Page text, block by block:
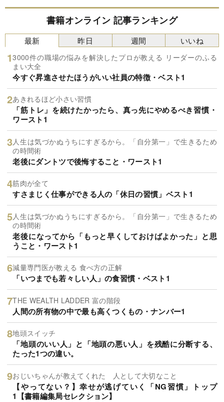
書籍オンライン 記事ランキング
最新
3000件の職場の悩みを解決したプロが教える リーダーのふる
まい大全
今すぐ昇進させたほうがいい社員の特徴・ベスト1
あきれるほど小さい習慣
「筋トレ」を続けたかったら、真っ先にやめるべき習慣・
ワースト1
人生は気づかぬうちにすぎるから。「自分第一」で生きるため
の時間術
老後にダントツで後悔すること・ワースト1
筋肉が全て
すさまじく仕事ができる人の「休日の習慣」ベスト1
人生は気づかぬうちにすぎるから。「自分第一」で生きるため
の時間術
老後になってから「もっと早くしておけばよかった」と思
うこと・ワースト1
減量専門医が教える 食べ方の正解
「いつまでも若々しい人」の食習慣・ベスト1
THE WEALTH LADDER 富の階段
人間の所有物の中で最も高くつくもの・ナンバー1
地頭スイッチ
「地頭のいい人」と「地頭の悪い人」を残酷に分断する、
たった1つの違い。
おじいちゃんが教えてくれた 人として大切なこと
【やってない？】幸せが逃げていく「NG習慣」トップ
1【書籍編集局セレクション】
昨日 週間 いいね